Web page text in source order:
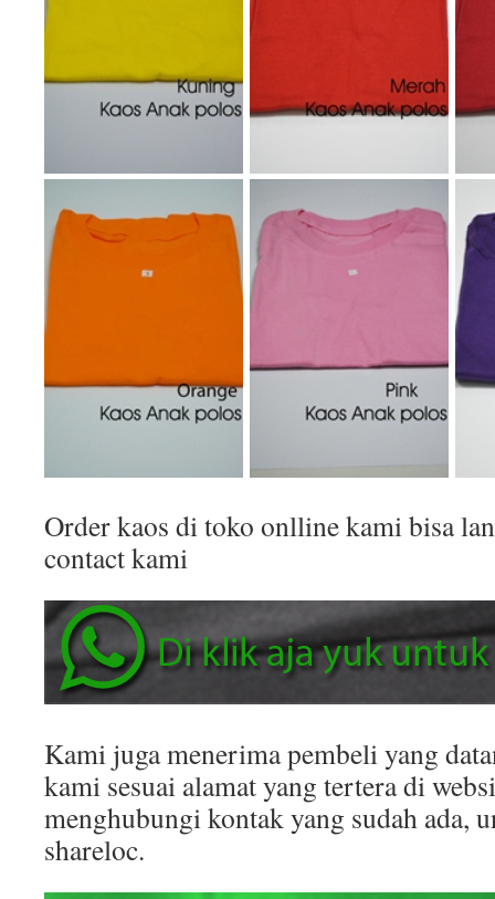
Order kaos di toko onlline kami bisa
contact kami
Kami juga menerima pembeli yang
kami sesuai alamat yang tertera di
menghubungi kontak yang sudah ada,
shareloc.